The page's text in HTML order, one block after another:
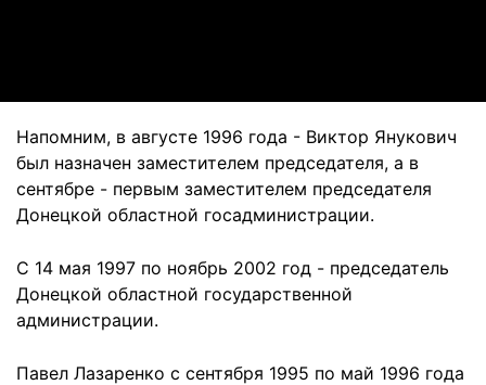
Напомним, в августе 1996 года - Виктор Янукович
был назначен заместителем председателя, а в
сентябре - первым заместителем председателя
Донецкой областной госадминистрации.
С 14 мая 1997 по ноябрь 2002 год - председатель
Донецкой областной государственной
администрации.
Павел Лазаренко с сентября 1995 по май 1996 года